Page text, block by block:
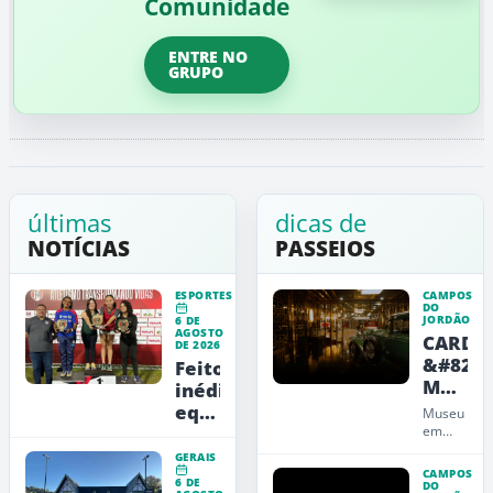
Comunidade
ENTRE NO
GRUPO
últimas
NOTÍCIAS
ESPORTES
6 DE
AGOSTO
DE 2026
Feito
inédito:
equipe
jordanense
conquista
GERAIS
6 DE
dicas de
PASSEIOS
CAMPOS
DO
JORDÃO
CARDE
Museu
de
Arte,
e
Museu
em
do
Jordão
CAMPOS
DO